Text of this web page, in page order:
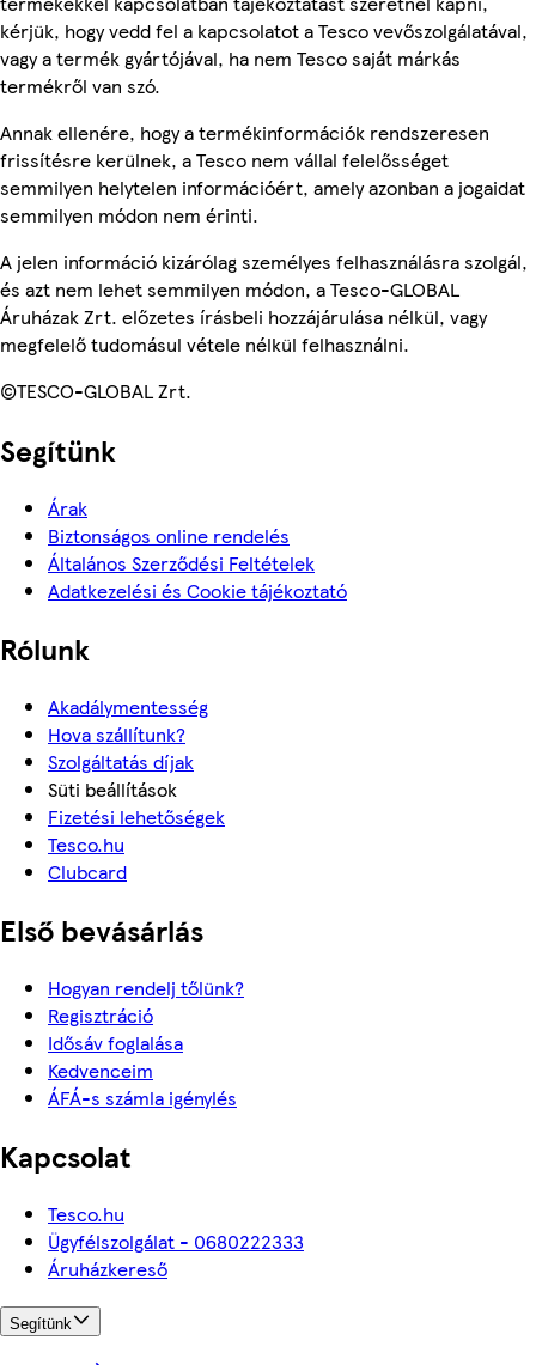
kérjük, hogy vedd fel a kapcsolatot a Tesco vevőszolgálatával,
vagy a termék gyártójával, ha nem Tesco saját márkás
termékről van szó.
Annak ellenére, hogy a termékinformációk rendszeresen
frissítésre kerülnek, a Tesco nem vállal felelősséget
semmilyen helytelen információért, amely azonban a jogaidat
semmilyen módon nem érinti.
A jelen információ kizárólag személyes felhasználásra szolgál,
és azt nem lehet semmilyen módon, a Tesco-GLOBAL
Áruházak Zrt. előzetes írásbeli hozzájárulása nélkül, vagy
megfelelő tudomásul vétele nélkül felhasználni.
©TESCO-GLOBAL Zrt.
Segítünk
Árak
Biztonságos online rendelés
Általános Szerződési Feltételek
Adatkezelési és Cookie tájékoztató
Rólunk
Akadálymentesség
Hova szállítunk?
Szolgáltatás díjak
Süti beállítások
Fizetési lehetőségek
Tesco.hu
Clubcard
Első bevásárlás
Hogyan rendelj tőlünk?
Regisztráció
Idősáv foglalása
Kedvenceim
ÁFÁ-s számla igénylés
Kapcsolat
Tesco.hu
Ügyfélszolgálat - 0680222333
Áruházkereső
Segítünk